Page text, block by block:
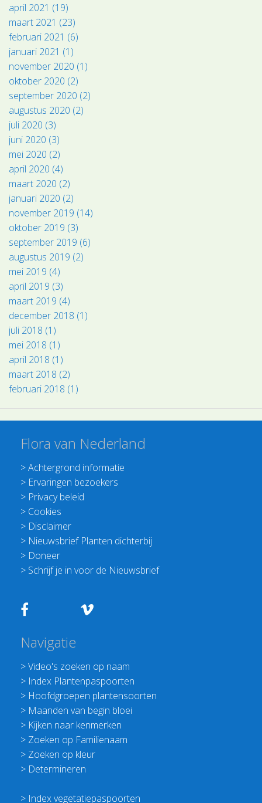
april 2021 (19)
maart 2021 (23)
februari 2021 (6)
januari 2021 (1)
november 2020 (1)
oktober 2020 (2)
september 2020 (2)
augustus 2020 (2)
juli 2020 (3)
juni 2020 (3)
mei 2020 (2)
april 2020 (4)
maart 2020 (2)
januari 2020 (2)
november 2019 (14)
oktober 2019 (3)
september 2019 (6)
augustus 2019 (2)
mei 2019 (4)
april 2019 (3)
maart 2019 (4)
december 2018 (1)
juli 2018 (1)
mei 2018 (1)
april 2018 (1)
maart 2018 (2)
februari 2018 (1)
Flora van Nederland
>Achtergrond informatie
> Ervaringen bezoekers
> Privacy beleid
> Cookies
> Disclaimer
> Nieuwsbrief Planten dichterbij
> Doneer
> Schrijf je in voor de Nieuwsbrief
Navigatie
>Video's zoeken op naam
> Index Plantenpaspoorten
> Hoofdgroepen plantensoorten
> Maanden van begin bloei
> Kijken naar kenmerken
> Zoeken op Familienaam
> Zoeken op kleur
> Determineren
> Index vegetatiepaspoorten